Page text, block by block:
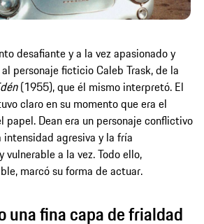
desafiante y a la vez apasionado y
personaje ficticio Caleb Trask, de la
(1955), que él mismo interpretó. El
claro en su momento que era el
papel. Dean era un personaje conflictivo
agresiva y la fría
a la vez. Todo ello,
marcó su forma de actuar.
una fina capa de frialdad